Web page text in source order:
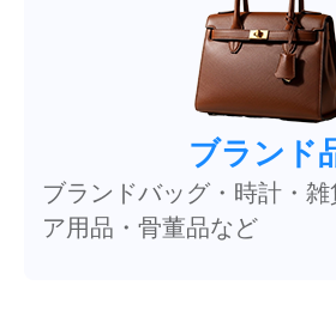
ブランド
ブランドバッグ・時計・
ア用品・骨董品など